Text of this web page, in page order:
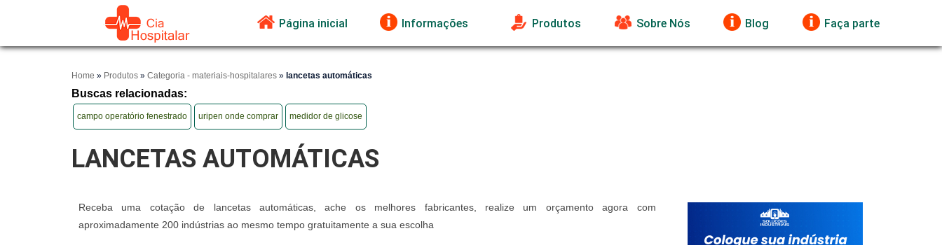
Página inicial Informações Produtos Sobre Nós Blog Faça parte
Home » Produtos » Categoria - materiais-hospitalares » lancetas automáticas
Buscas relacionadas:
campo operatório fenestrado uripen onde comprar medidor de glicose
LANCETAS AUTOMÁTICAS
Receba uma cotação de lancetas automáticas, ache os melhores fabricantes, realize um orçamento agora com
aproximadamente 200 indústrias ao mesmo tempo gratuitamente a sua escolha